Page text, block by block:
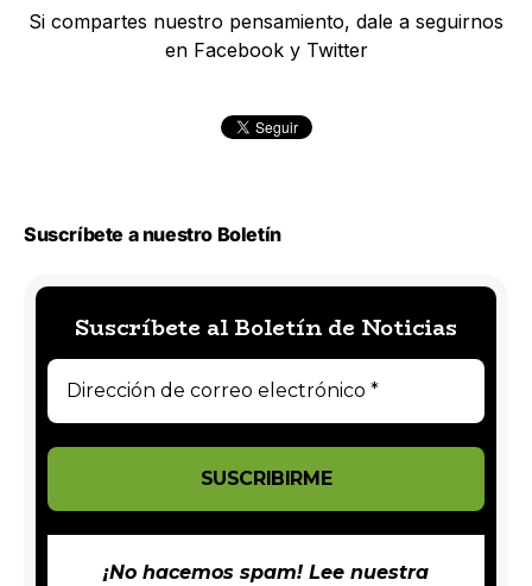
Si compartes nuestro pensamiento, dale a seguirnos
en Facebook y Twitter
Suscríbete a nuestro Boletín
Suscríbete al Boletín de Noticias
¡No hacemos spam! Lee nuestra